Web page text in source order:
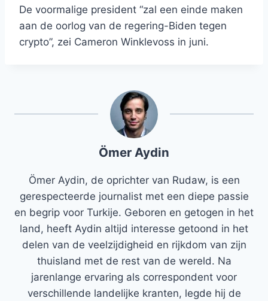
De voormalige president “zal een einde maken
aan de oorlog van de regering-Biden tegen
crypto”, zei Cameron Winklevoss in juni.
Ömer Aydin
Ömer Aydin, de oprichter van Rudaw, is een
gerespecteerde journalist met een diepe passie
en begrip voor Turkije. Geboren en getogen in het
land, heeft Aydin altijd interesse getoond in het
delen van de veelzijdigheid en rijkdom van zijn
thuisland met de rest van de wereld. Na
jarenlange ervaring als correspondent voor
verschillende landelijke kranten, legde hij de